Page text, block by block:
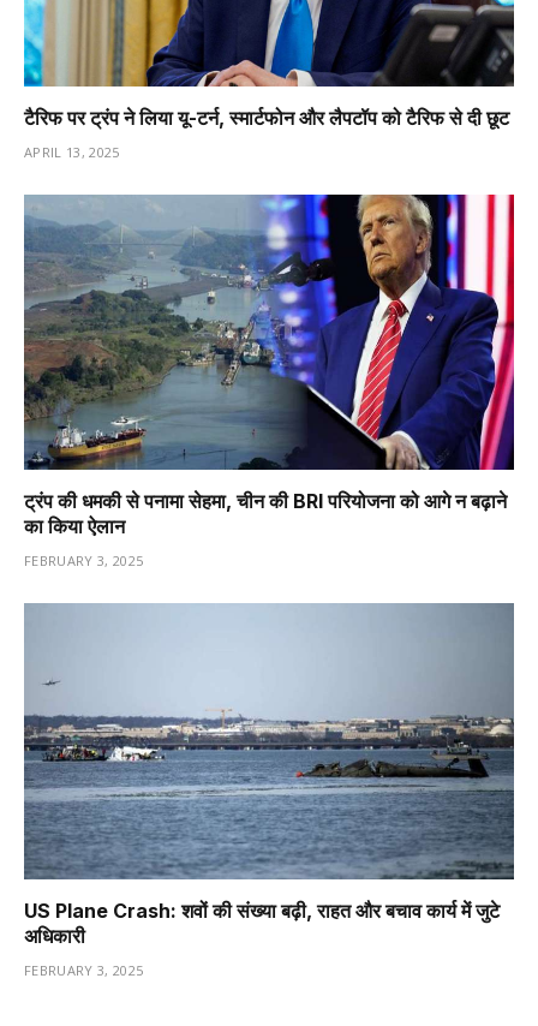
टैरिफ पर ट्रंप ने लिया यू-टर्न, स्मार्टफोन और लैपटॉप को टैरिफ से दी छूट
APRIL 13, 2025
ट्रंप की धमकी से पनामा सेहमा, चीन की BRI परियोजना को आगे न बढ़ाने
का किया ऐलान
FEBRUARY 3, 2025
US Plane Crash: शवों की संख्या बढ़ी, राहत और बचाव कार्य में जुटे
अधिकारी
FEBRUARY 3, 2025